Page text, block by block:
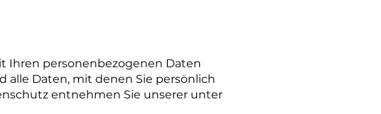
Ihren personenbezogenen Daten
alle Daten, mit denen Sie persönlich
entnehmen Sie unserer unter